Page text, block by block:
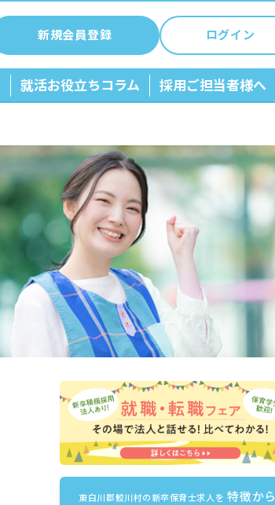
新規会員登録 ログイン
就活お役立ちコラム 採用ご担当者様へ
東白川郡鮫川村の新卒保育士求人を 特徴から